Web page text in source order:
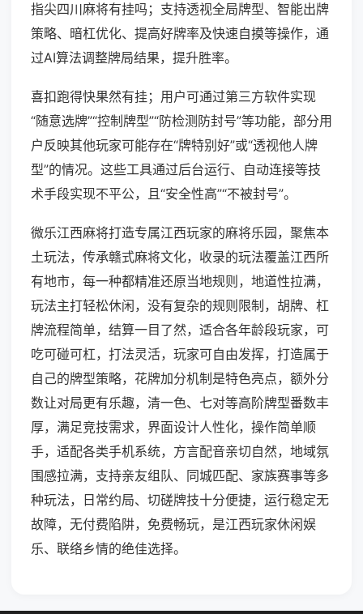
指尖四川麻将有挂吗；支持透视全局牌型、智能出牌
策略、暗杠优化、提高好牌率及快速自摸等操作，通
过AI算法调整牌局结果，提升胜率。
喜扣跑得快果然有挂；用户可通过第三方软件实现
“随意选牌”“控制牌型”“防检测防封号”等功能，部分用
户反映其他玩家可能存在“牌特别好”或“透视他人牌
型”的情况。这些工具通过后台运行、自动连接等技
术手段实现不平公，且“安全性高”“不被封号”。
微乐江西麻将打造专属江西玩家的麻将乐园，聚焦本
土玩法，传承赣式麻将文化，收录的玩法覆盖江西所
有地市，每一种都精准还原当地规则，地道性拉满，
玩法主打轻松休闲，没有复杂的规则限制，胡牌、杠
牌流程简单，结算一目了然，适合各年龄段玩家，可
吃可碰可杠，打法灵活，玩家可自由发挥，打造属于
自己的牌型策略，花牌加分机制是特色亮点，额外分
数让对局更有乐趣，清一色、七对等高阶牌型番数丰
厚，满足竞技需求，界面设计人性化，操作简单顺
手，适配各类手机系统，方言配音亲切自然，地域氛
围感拉满，支持亲友组队、同城匹配、家族赛事等多
种玩法，日常约局、切磋牌技十分便捷，运行稳定无
故障，无付费陷阱，免费畅玩，是江西玩家休闲娱
乐、联络乡情的绝佳选择。